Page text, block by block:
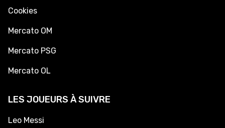
Cookies
Mercato OM
Mercato PSG
Mercato OL
LES JOUEURS À SUIVRE
Leo Messi